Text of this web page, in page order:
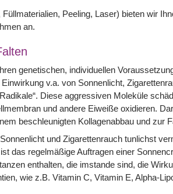
Peeling, Laser) bieten wir
an.
genetischen, individuellen
v.a. von Sonnenlicht,
Diese aggressiven Moleküle
und andere Eiweiße oxidieren.
beschleunigten Kollagenabbau und zur
und Zigarettenrauch tunlichst
das regelmäßige Auftragen einer
enthalten, die imstande sind, die
wie z.B. Vitamin C, Vitamin E, Alpha-